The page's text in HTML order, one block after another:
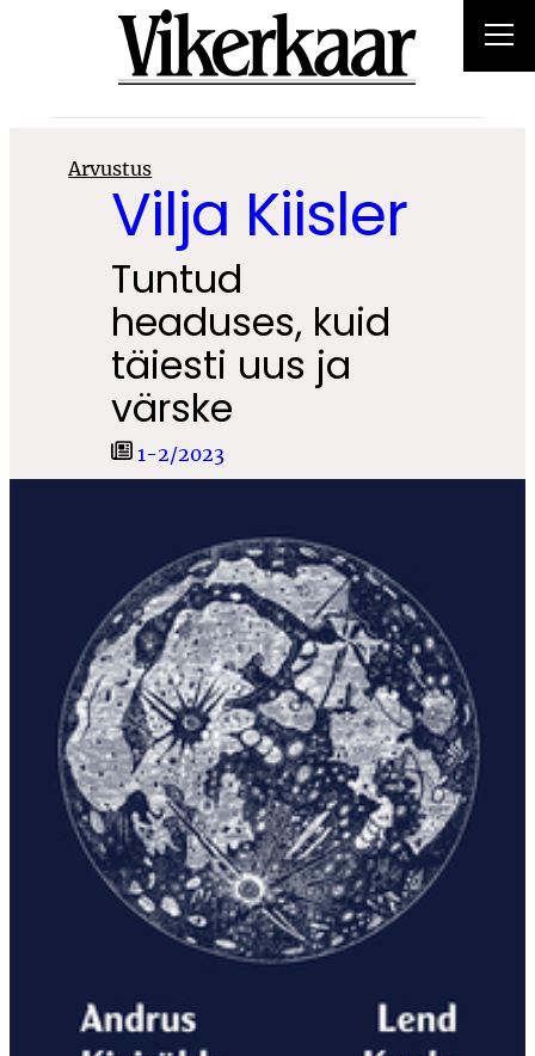
Arvustus
Vilja Kiisler
Tuntud
headuses, kuid
täiesti uus ja
värske
1-2/2023